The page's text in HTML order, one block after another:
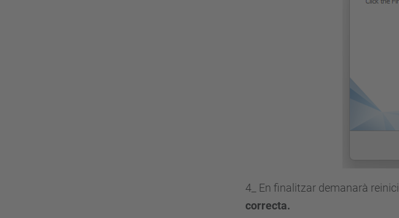
4_ En finalitzar demanarà
correcta.